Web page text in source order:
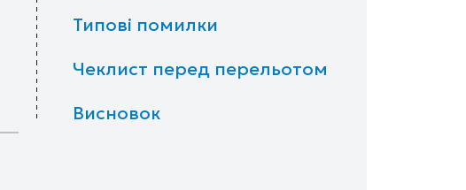
Типові помилки
Чеклист перед перельотом
Висновок